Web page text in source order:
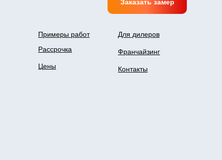
Заказать замер
Контакты
Франчайзинг
Для дилеров
Цены
Рассрочка
Примеры работ